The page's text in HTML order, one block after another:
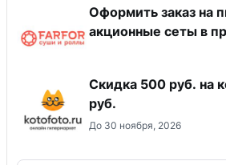
Оформить заказ на
акционные сеты в
Скидка 500 руб. на
руб.
До 30 ноября, 2026